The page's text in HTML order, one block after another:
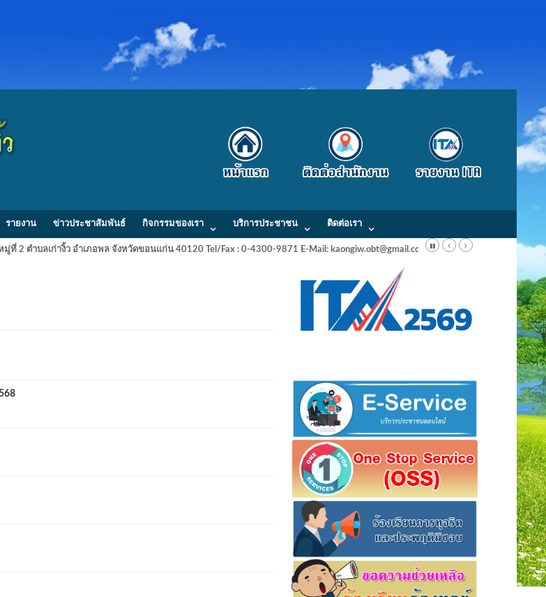
รายงาน ข่าวประชาสัมพันธ์ กิจกรรมของเรา บริการประชาชน ติดต่อเรา
ที่ 2 ตำบลเก่างิ้ว อำเภอพล จังหวัดขอนแก่น 40120 Tel/Fax : 0-4300-9871 E-Mail: kaongiw.obt@gmail.com